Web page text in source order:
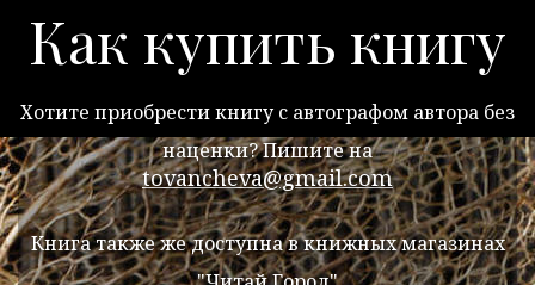
Как купить книгу
Хотите приобрести книгу с автографом автора без
наценки? Пишите на
tovancheva@gmail.com
Книга также же доступна в книжных магазинах